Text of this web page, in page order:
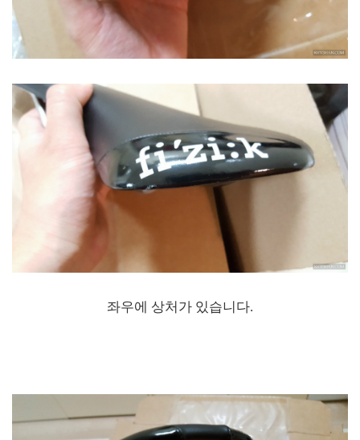
좌우에 상처가 있습니다.